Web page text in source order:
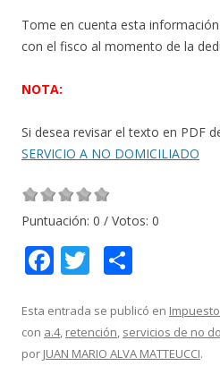
Tome en cuenta esta
con el fisco al momento de la
NOTA:
Si desea revisar el texto en PDF
SERVICIO A NO DOMICILIADO
Puntuación: 0 / Votos: 0
F
e
b
T
itt
er
m
p
Esta entrada se publicó en
con a.4, retención, servicios de no
por JUAN MARIO ALVA MATTEUCCI.